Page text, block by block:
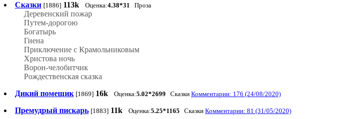
Сказки [1886] 113k Оценка:4.38*31 Проза
Деревенский пожар
Путем-дорогою
Богатырь
Гиена
Приключение с Крамольниковым
Христова ночь
Ворон-челобитчик
Рождественская сказка
Дикий помещик [1869] 16k Оценка:5.02*2699 Сказки Комментарии: 176 (24/08/2020)
Премудрый пискарь [1883] 11k Оценка:5.25*1165 Сказки Комментарии: 81 (31/05/2020)